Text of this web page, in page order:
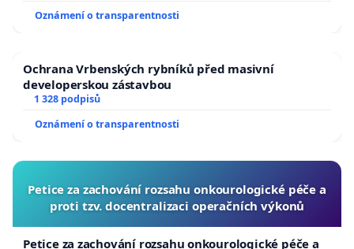
Oznámení o transparentnosti
Ochrana Vrbenských rybníků před masivní
developerskou zástavbou
1 328 podpisů
Oznámení o transparentnosti
Petice za zachování rozsahu onkourologické péče a
proti tzv. docentralizaci operačních výkonů
Petice za zachování rozsahu onkourologické péče a